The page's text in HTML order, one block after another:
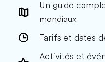
Un guide
mondiaux
Tarifs et dates
Activités et